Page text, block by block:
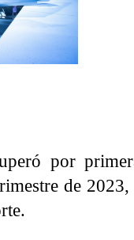
por
de